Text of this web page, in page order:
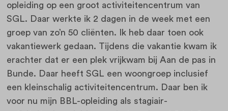
opleiding op een groot activiteitencentrum van
SGL. Daar werkte ik 2 dagen in de week met een
groep van zo’n 50 cliënten. Ik heb daar toen ook
vakantiewerk gedaan. Tijdens die vakantie kwam ik
erachter dat er een plek vrijkwam bij Aan de pas in
Bunde. Daar heeft SGL een woongroep inclusief
een kleinschalig activiteitencentrum. Daar ben ik
voor nu mijn BBL-opleiding als stagiair-